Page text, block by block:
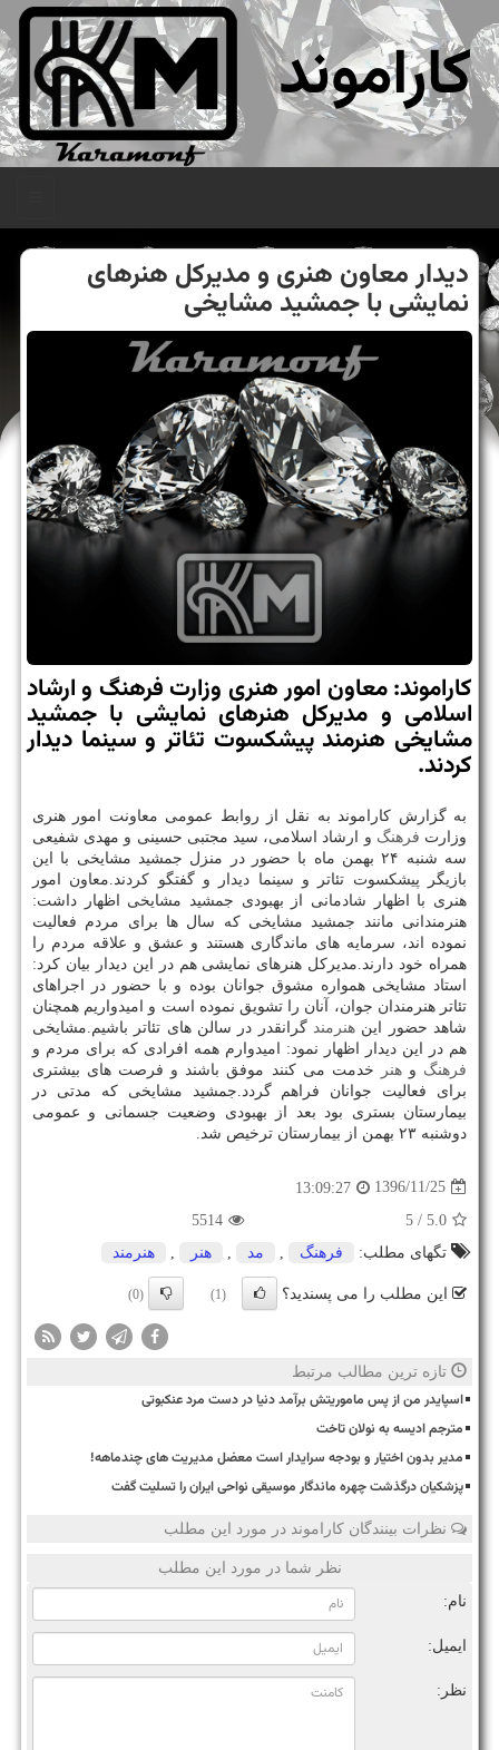
کاراموند
دیدار معاون هنری و مدیركل هنرهای
نمایشی با جمشید مشایخی
كاراموند: معاون امور هنری وزارت فرهنگ و ارشاد
اسلامی و مدیركل هنرهای نمایشی با جمشید
مشایخی هنرمند پیشكسوت تئاتر و سینما دیدار
كردند.
به گزارش كاراموند به نقل از روابط عمومی معاونت امور هنری
وزارت فرهنگ و ارشاد اسلامی، سید مجتبی حسینی و مهدی شفیعی
سه شنبه ۲۴ بهمن ماه با حضور در منزل جمشید مشایخی با این
بازیگر پیشكسوت تئاتر و سینما دیدار و گفتگو كردند.معاون امور
هنری با اظهار شادمانی از بهبودی جمشید مشایخی اظهار داشت:
هنرمندانی مانند جمشید مشایخی كه سال ها برای مردم فعالیت
نموده اند، سرمایه های ماندگاری هستند و عشق و علاقه مردم را
همراه خود دارند.مدیركل هنرهای نمایشی هم در این دیدار بیان كرد:
استاد مشایخی همواره مشوق جوانان بوده و با حضور در اجراهای
تئاتر هنرمندان جوان، آنان را تشویق نموده است و امیدواریم همچنان
شاهد حضور این هنرمند گرانقدر در سالن های تئاتر باشیم.مشایخی
هم در این دیدار اظهار نمود: امیدوارم همه افرادی كه برای مردم و
فرهنگ وهنر
خدمت می كنند موفق باشند و فرصت های بیشتری
برای فعالیت جوانان فراهم گردد.جمشید مشایخی كه مدتی در
بیمارستان بستری بود بعد از بهبودی وضعیت جسمانی و عمومی
دوشنبه ۲۳ بهمن از بیمارستان ترخیص شد.
1396/11/25
13:09:27
5.0
/ 5
5514
تگهای مطلب:
فرهنگ , مد , هنر , هنرمند
این مطلب را می پسندید؟ (1)
(0)
تازه ترین مطالب مرتبط
اسپایدر من از پس ماموریتش برآمد دنیا در دست مرد عنکبوتی
مترجم ادیسه به نولان تاخت
مدیر بدون اختیار و بودجه سرایدار است معضل مدیریت های چندماهه!
پزشکیان درگذشت چهره ماندگار موسیقی نواحی ایران را تسلیت گفت
نظرات بینندگان کاراموند در مورد این مطلب
نظر شما در مورد این مطلب
نام:
ایمیل:
نظر: